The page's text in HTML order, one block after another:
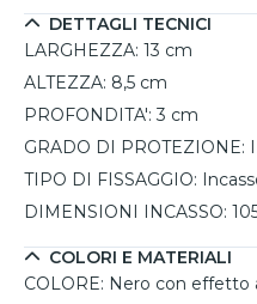
migliorando la visibilità e la
Facile da installare grazie al
DETTAGLI TECNICI
LARGHEZZA: 13 cm
ALTEZZA: 8,5 cm
PROFONDITA': 3 cm
GRADO DI PROTEZIONE:
TIPO DI FISSAGGIO:
DIMENSIONI INCASSO:
COLORI E MATERIALI
COLORE: Nero con effetto